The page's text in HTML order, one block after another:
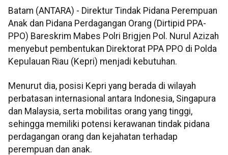
Batam (ANTARA) - Direktur Tindak Pidana Perempuan
Anak dan Pidana Perdagangan Orang (Dirtipid PPA-
PPO) Bareskrim Mabes Polri Brigjen Pol. Nurul Azizah
menyebut pembentukan Direktorat PPA PPO di Polda
Kepulauan Riau (Kepri) menjadi kebutuhan.
Menurut dia, posisi Kepri yang berada di wilayah
perbatasan internasional antara Indonesia, Singapura
dan Malaysia, serta mobilitas orang yang tinggi,
sehingga memiliki potensi kerawanan tindak pidana
perdagangan orang dan kejahatan terhadap
perempuan dan anak.